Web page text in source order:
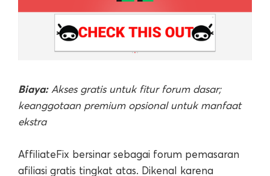
Biaya:Akses gratis untuk fitur forum dasar;
keanggotaan premium opsional untuk manfaat
ekstra
AffiliateFix bersinar sebagai forum pemasaran
afiliasi gratis tingkat atas. Dikenal karena